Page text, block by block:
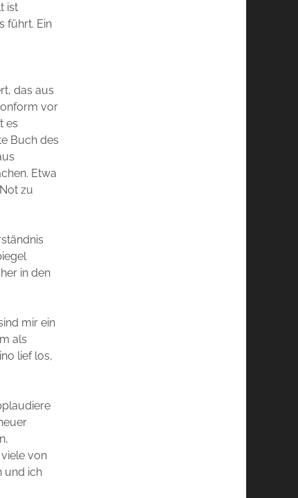
ist
führt. Ein
das aus
vor
es
Buch des
Etwa
zu
in den
mir ein
als
lief los,
von
und ich